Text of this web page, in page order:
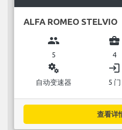
ALFA ROMEO STELVIO
group
5
business_center
4
miscellaneous_services
自动变速器
login
5 门
查看详